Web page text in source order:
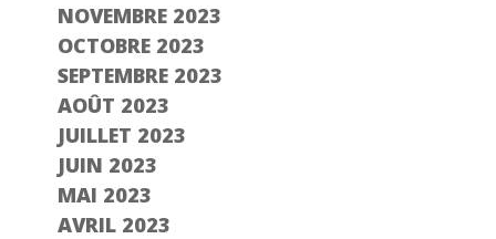
NOVEMBRE 2023
OCTOBRE 2023
SEPTEMBRE 2023
AOÛT 2023
JUILLET 2023
JUIN 2023
MAI 2023
AVRIL 2023